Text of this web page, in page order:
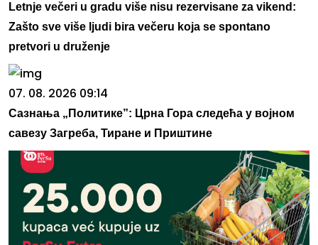
Letnje večeri u gradu više nisu rezervisane za vikend:
Zašto sve više ljudi bira večeru koja se spontano
pretvori u druženje
07. 08. 2026 09:14
Сазнања „Политике”: Црна Гора следећа у војном
савезу Загреба, Тиране и Приштине